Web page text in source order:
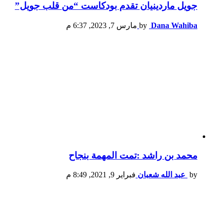
جويل ماردينيان تقدم بودكاست “من قلب جويل”
by Dana Wahiba مارس 7, 2023, 6:37 م
محمد بن راشد :تمت المهمة بنجاح
by عبد الله شعبان فبراير 9, 2021, 8:49 م